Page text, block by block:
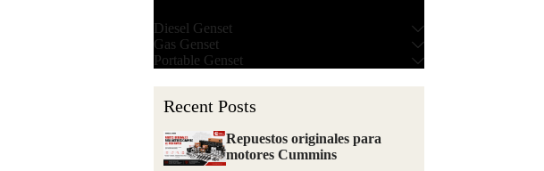
Diesel Genset
Gas Genset
Portable Genset
Recent Posts
Repuestos originales para
motores Cummins